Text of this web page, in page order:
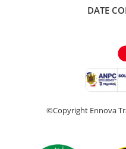
DATE
©Copyright Ennova